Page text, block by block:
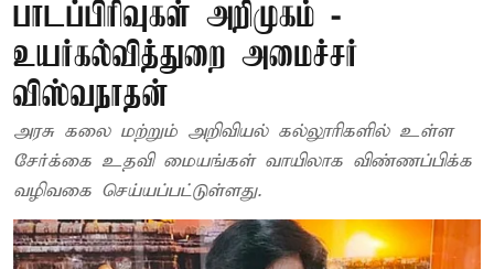
பாடப்பிரிவுகள் அறிமுகம் -
உயர்கல்வித்துறை அமைச்சர்
விஸ்வநாதன்
அரசு கலை மற்றும் அறிவியல் கல்லூரிகளில் உள்ள
சேர்க்கை உதவி மையங்கள் வாயிலாக விண்ணப்பிக்க
வழிவகை செய்யப்பட்டுள்ளது.